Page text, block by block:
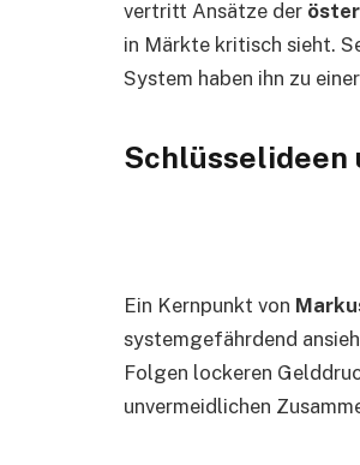
vertritt Ansätze der
in Märkte kritisch sieht.
System haben ihn zu
Schlüsselideen
Ein Kernpunkt von
systemgefährdend
Folgen lockeren
unvermeidlichen